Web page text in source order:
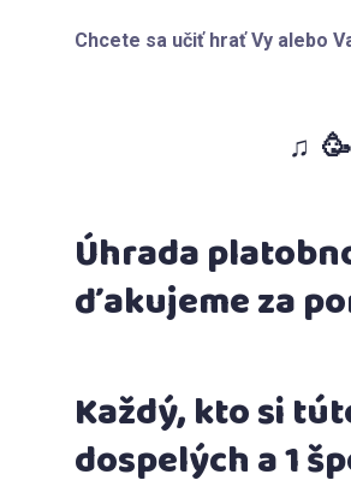
Chcete sa učiť hrať Vy alebo
♫
Úhrada
ďakujeme za
Každý, kto si
dospelých a 1